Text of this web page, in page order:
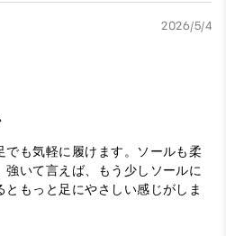
2026/5/4
も気軽に履けます。ソールも柔
強いて言えば、もう少しソールに
もっと足にやさしい感じがしま